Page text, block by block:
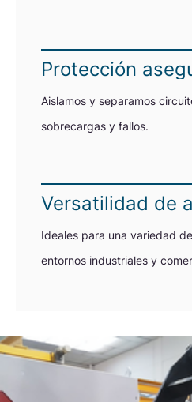
Protección
Aislamos y separamos
sobrecargas y fallos.
Versatilidad de
Ideales para una variedad
entornos industriales y